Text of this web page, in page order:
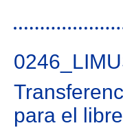
para el